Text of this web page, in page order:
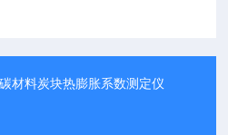
材料炭块热膨胀系数测定仪